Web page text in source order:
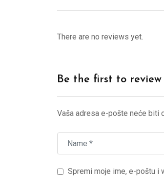
There are no reviews yet.
Be the first to review
Vaša adresa e-pošte neće biti
Spremi moje ime, e-poštu i